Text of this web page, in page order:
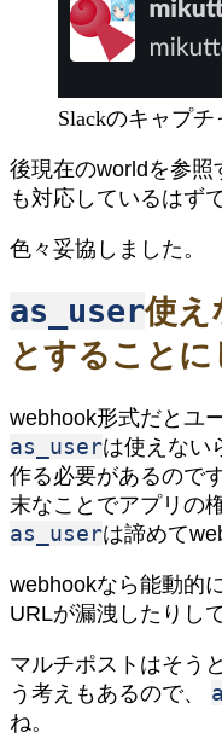
Slackのキャプチ
後現在のworldを参照
も対応しているはず
色々妥協しました。
as_user使え
とすることに
webhook形式だとユ
as_userは使えない
作る必要があるので
末なことでアプリの
as_userは諦めて
webhookなら能動的
URLが漏洩したりし
マルチポストはそう
う考えもあるので、
ね。